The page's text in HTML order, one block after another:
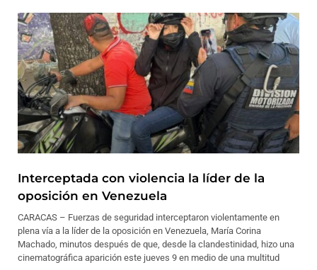
Interceptada con violencia la líder de la
oposición en Venezuela
CARACAS – Fuerzas de seguridad interceptaron violentamente en
plena vía a la líder de la oposición en Venezuela, María Corina
Machado, minutos después de que, desde la clandestinidad, hizo una
cinematográfica aparición este jueves 9 en medio de una multitud